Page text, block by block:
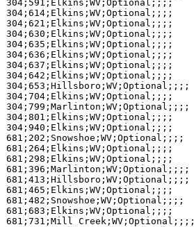
304;591;Elkins;WV;Optional;;;;
304;614;Elkins;WV;Optional;;;;
304;621;Elkins;WV;Optional;;;;
304;630;Elkins;WV;Optional;;;;
304;635;Elkins;WV;Optional;;;;
304;636;Elkins;WV;Optional;;;;
304;637;Elkins;WV;Optional;;;;
304;642;Elkins;WV;Optional;;;;
304;653;Hillsboro;WV;Optional;;;;
304;704;Elkins;WV;Optional;;;;
304;799;Marlinton;WV;Optional;;;;
304;801;Elkins;WV;Optional;;;;
304;940;Elkins;WV;Optional;;;;
681;202;Snowshoe;WV;Optional;;;;
681;264;Elkins;WV;Optional;;;;
681;298;Elkins;WV;Optional;;;;
681;396;Marlinton;WV;Optional;;;;
681;413;Hillsboro;WV;Optional;;;;
681;465;Elkins;WV;Optional;;;;
681;482;Snowshoe;WV;Optional;;;;
681;683;Elkins;WV;Optional;;;;
681;731;Mill Creek;WV;Optional;;;;